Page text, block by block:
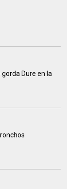
Dure en la